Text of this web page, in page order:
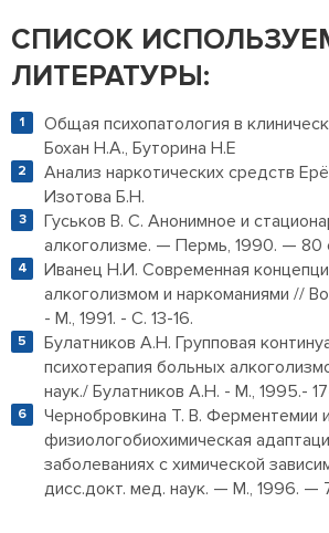
СПИСОК
ЛИТЕРАТУРЫ:
Общая психопатология в
Бохан Н.А., Буторина Н.Е
Анализ наркотических средств
Изотова Б.Н.
Гуськов B. C. Анонимное и
алкоголизме. — Пермь, 1990. — 80
Иванец Н.И. Современная
алкоголизмом и наркоманиями //
- М., 1991. - С. 13-16.
Булатников А.Н. Групповая
психотерапия больных
наук./ Булатников А.Н. - М., 1995.-
Чернобровкина Т. В. Ферментемии и
физиологобиохимическая
заболеваниях с химической
дисс.докт. мед. наук. — М., 1996. —